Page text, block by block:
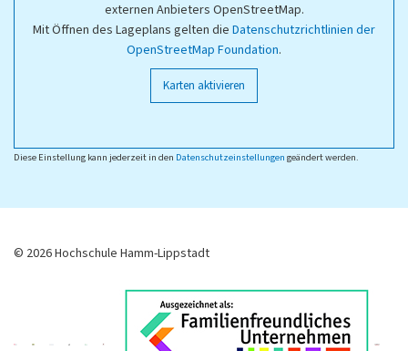
externen Anbieters OpenStreetMap.
Mit Öffnen des Lageplans gelten die Datenschutzrichtlinien der
OpenStreetMap Foundation.
Karten aktivieren
Diese Einstellung kann jederzeit in den Datenschutzeinstellungen geändert werden.
© 2026 Hochschule Hamm-Lippstadt